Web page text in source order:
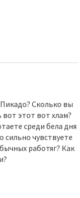
Сколько вы
этот вот хлам?
среди бела дня
сильно чувствуете
работяг? Как